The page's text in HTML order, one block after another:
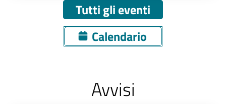
Tutti gli eventi
Calendario
Avvisi